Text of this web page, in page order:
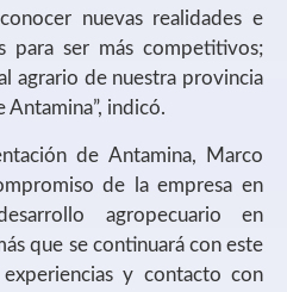
nuevas realidades e
para ser más competitivos;
agrario de nuestra provincia
indicó.
de Antamina, Marco
de la empresa en
agropecuario en
que se continuará con este
y contacto con